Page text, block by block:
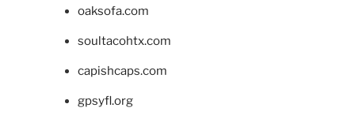
oaksofa.com
soultacohtx.com
capishcaps.com
gpsyfl.org